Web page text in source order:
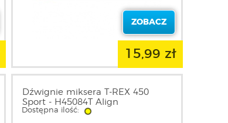
ZOBACZ
15,99 zł
Dźwignie miksera T-REX 450
Sport - H45084T Align
Dostępna ilość: